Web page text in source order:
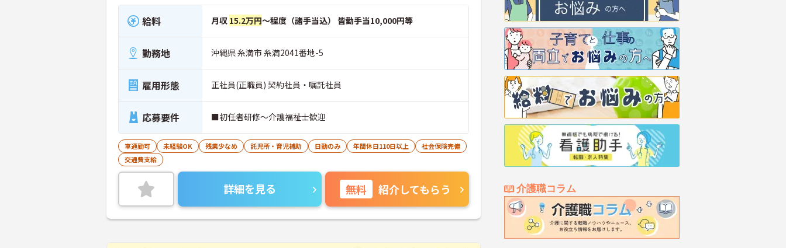
介護職コラム
給料 月収 15.2万円～程度（諸手当込） 皆勤手当10,000円等
勤務地 沖縄県 糸満市 糸満2041番地-5
雇用形態 正社員(正職員) 契約社員・嘱託社員
応募要件 ■初任者研修～介護福祉士歓迎
車通勤可 未経験OK 残業少なめ 託児所・育児補助 日勤のみ 年間休日110日以上
社会保険完備
交通費支給
詳細を見る 無料 紹介してもらう